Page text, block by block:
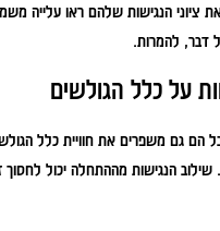
הנגישות שלהם ראו עלייה
דבר, להמרות.
הם גם משפרים את חוויית כלל
שילוב הנגישות מההתחלה יכול